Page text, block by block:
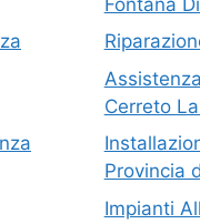
Cerreto
Provincia
Impianti